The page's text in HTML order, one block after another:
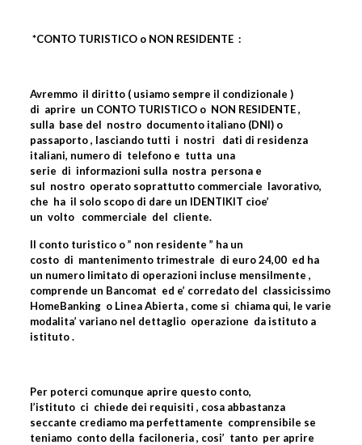
*CONTO TURISTICO o NON RESIDENTE :
Avremmo il diritto ( usiamo sempre il condizionale )
di aprire un CONTO TURISTICO o NON RESIDENTE ,
sulla base del nostro documento italiano (DNI) o
passaporto , lasciando tutti i nostri
dati di residenza
italiani, numero di telefono e tutta una
serie di informazioni sulla nostra persona e
sul nostro operato soprattutto commerciale lavorativo,
che ha il solo scopo di dare un IDENTIKIT cioe’
un volto commerciale del cliente.
Il conto turistico o ” non residente ” ha un
costo di mantenimento trimestrale di euro 24,00 ed ha
un numero limitato di operazioni incluse mensilmente ,
comprende un Bancomat ed e’ corredato del classicissimo
HomeBanking o Linea Abierta , come si chiama qui, le varie
modalita’ variano nel dettaglio operazione da istituto a
istituto .
Per poterci comunque aprire questo conto,
l’istituto ci chiede dei requisiti , cosa abbastanza
seccante crediamo ma perfettamente comprensibile se
teniamo conto della faciloneria , cosi’ tanto per aprire